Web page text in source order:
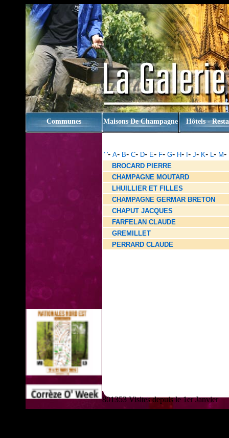
Communes Maisons De Champagne Hôtels -
' '- A- B- C- D- E- F- G- H- - J- K- L- M-
BROCARD PIERRE
CHAMPAGNE MOUTARD
LHUILLIER ET FILLES
CHAMPAGNE GERMAR BRETON
CHAPUT JACQUES
FARFELAN CLAUDE
GREMILLET
PERRARD CLAUDE
801353 Visites depuis le 1er Janvier